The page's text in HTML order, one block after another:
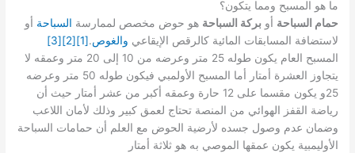
ما هو المسبح ومما يتكون؟
حمام السباحة أوبركة السباحة هو حوض مخصص لممارسة السباحة أو
لاستضافة المسابقات المائية كالرقص الإيقاعي والغوص.
[1]
[2]
[3]
المسبح العام يكون طوله 25 متر وعرضه من 10 إلى 20 متر وعمقه لا
يتجاوز العشرة أمتار أما المسبح الأولمبي فيكون طوله 50 متر وعرضه
25و يكون مقسما على 12 حارة وعمقه أكبر من عشر أمتار حيث أن
رياضة القفز الهوائي من المنصة تحتاج لعمق كبير وذلك لأمان اللاعب
وضمان عدم وصول جسده لأرضية الحوض مع العلم أن حمامات السباحة
الأوليمبية يكون عمقها الموصي به هو ثلاثة أمتار